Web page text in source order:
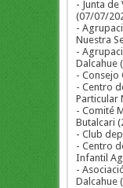
- Junta de
(07/07/
-
Nuestra
-
Dalcahue
- Consejo
- Centro
Particular
- Comité
Butalcari
- Club
- Centro
Infantil
-
Dalcahue